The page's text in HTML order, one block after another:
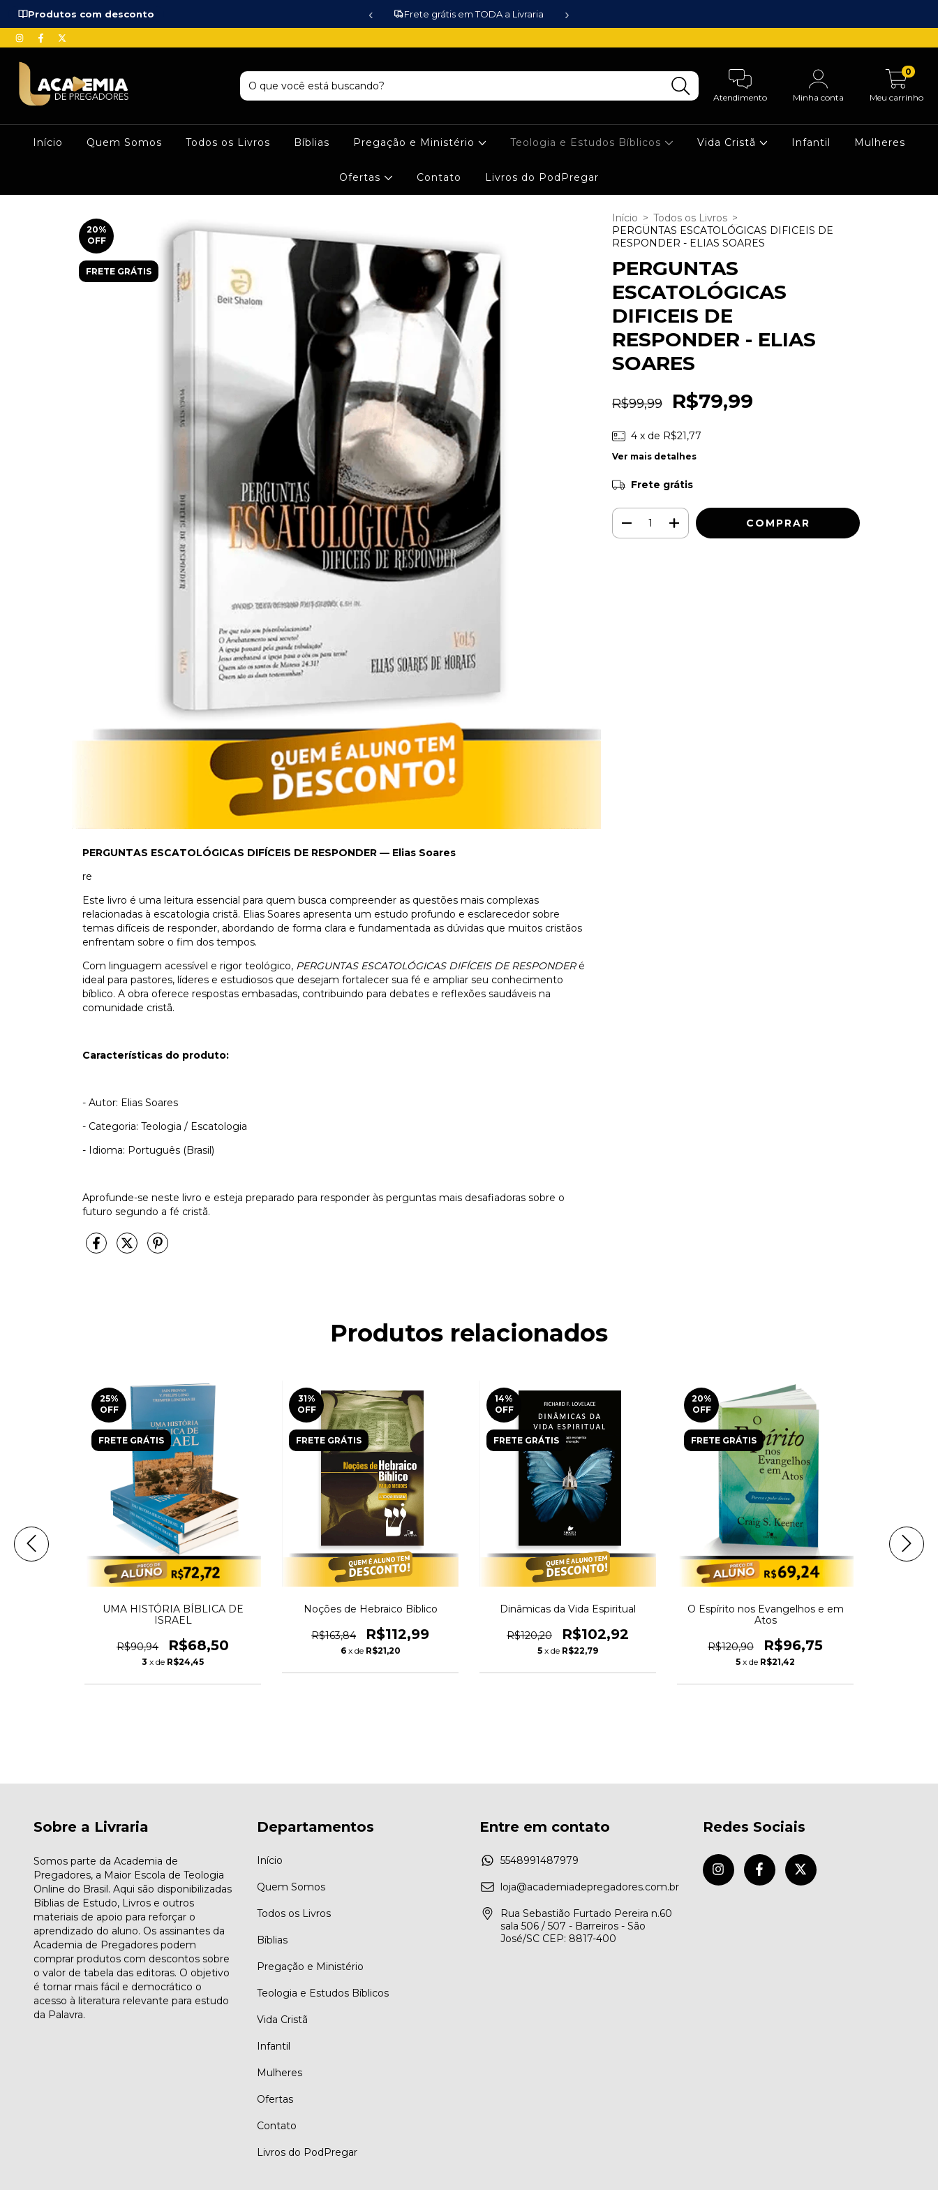
Atendimento Minha conta Meu carrinho
0
Início Quem Somos Todos os Livros Bíblias Pregação e Ministério Teologia e Estudos Bíblicos Vida Cristã Infantil Mulheres
Ofertas Contato Livros do PodPregar
20%
OFF
FRETE GRÁTIS
PERGUNTAS ESCATOLÓGICAS DIFÍCEIS DE RESPONDER — Elias Soares
re
Este livro é uma leitura essencial para quem busca compreender as questões mais complexas
relacionadas à escatologia cristã. Elias Soares apresenta um estudo profundo e esclarecedor sobre
temas difíceis de responder, abordando de forma clara e fundamentada as dúvidas que muitos cristãos
enfrentam sobre o fim dos tempos.
Com linguagem acessível e rigor teológico, PERGUNTAS ESCATOLÓGICAS DIFÍCEIS DE RESPONDERé
ideal para pastores, líderes e estudiosos que desejam fortalecer sua fé e ampliar seu conhecimento
bíblico. A obra oferece respostas embasadas, contribuindo para debates e reflexões saudáveis na
comunidade cristã.
Características do produto:
- Autor: Elias Soares
- Categoria: Teologia / Escatologia
- Idioma: Português (Brasil)
Aprofunde-se neste livro e esteja preparado para responder às perguntas mais desafiadoras sobre o
futuro segundo a fé cristã.
Início > Todos os Livros >
PERGUNTAS ESCATOLÓGICAS DIFICEIS DE
RESPONDER - ELIAS SOARES
PERGUNTAS
ESCATOLÓGICAS
DIFICEIS DE
RESPONDER - ELIAS
SOARES
R$99,99 R$79,99
4 x de R$21,77
Ver mais detalhes
Frete grátis
Produtos relacionados
25%
OFF
FRETE GRÁTIS
UMA HISTÓRIA BÍBLICA DE
ISRAEL
R$90,94 R$68,50
3 x de R$24,45
31%
OFF
FRETE GRÁTIS
Noções de Hebraico Bíblico
R$163,84 R$112,99
6 x de R$21,20
14%
OFF
FRETE GRÁTIS
Dinâmicas da Vida Espiritual
R$120,20 R$102,92
5 x de R$22,79
20%
OFF
FRETE GRÁTIS
O Espírito nos Evangelhos e em
Atos
R$120,90 R$96,75
5 x de R$21,42
Sobre a Livraria
Somos parte da Academia de
Pregadores, a Maior Escola de Teologia
Online do Brasil. Aqui são disponibilizadas
Bíblias de Estudo, Livros e outros
materiais de apoio para reforçar o
aprendizado do aluno. Os assinantes da
Academia de Pregadores podem
comprar produtos com descontos sobre
o valor de tabela das editoras. O objetivo
é tornar mais fácil e democrático o
acesso à literatura relevante para estudo
da Palavra.
Departamentos
Início
Quem Somos
Todos os Livros
Bíblias
Pregação e Ministério
Teologia e Estudos Bíblicos
Vida Cristã
Infantil
Mulheres
Ofertas
Contato
Livros do PodPregar
Entre em contato
5548991487979
loja@academiadepregadores.com.br
Rua Sebastião Furtado Pereira n.60
sala 506 / 507 - Barreiros - São
José/SC CEP: 8817-400
Redes Sociais
Produtos com desconto ‹ Frete grátis em TODA a Livraria ›